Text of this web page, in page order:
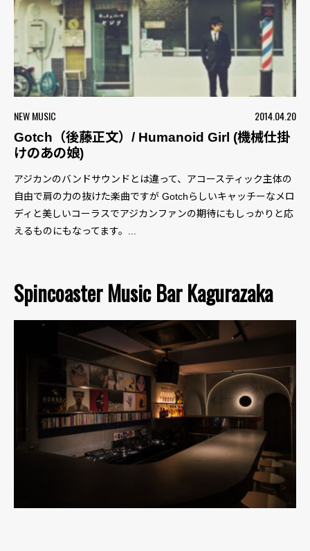
NEW MUSIC
2014.04.20
Gotch（後藤正文）/ Humanoid Girl (機械仕掛
けのあの娘)
アジカンのバンドサウンドとは違って、アコースティック主体の
自由で肩の力の抜けた楽曲ですが Gotchらしいキャッチーなメロ
ディと美しいコーラスでアジカンファンの期待にもしっかりと応
えるものにもなってます。...
Spincoaster Music Bar Kagurazaka